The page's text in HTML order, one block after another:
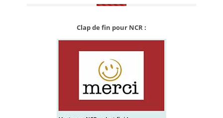
Clap de fin pour NCR :